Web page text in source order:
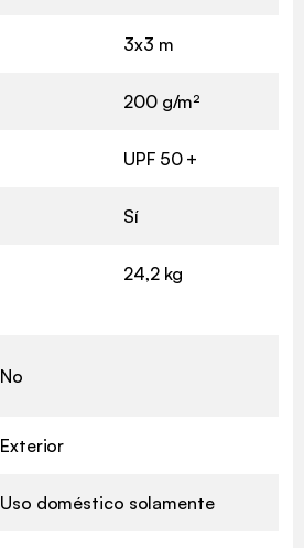
3x3 m
200 g/m²
UPF 50 +
Sí
24,2 kg
No
Exterior
Uso doméstico solamente